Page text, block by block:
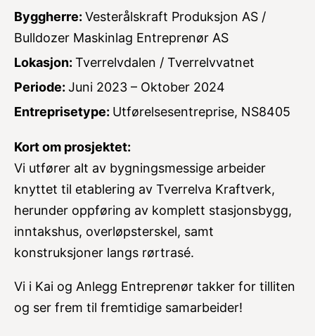
Byggherre: Vesterålskraft Produksjon AS /
Bulldozer Maskinlag Entreprenør AS
Lokasjon: Tverrelvdalen / Tverrelvvatnet
Periode: Juni 2023 – Oktober 2024
Entreprisetype: Utførelsesentreprise, NS8405
Kort om prosjektet:
Vi utfører alt av bygningsmessige arbeider
knyttet til etablering av Tverrelva Kraftverk,
herunder oppføring av komplett stasjonsbygg,
inntakshus, overløpsterskel, samt
konstruksjoner langs rørtrasé.
Vi i Kai og Anlegg Entreprenør takker for tilliten
og ser frem til fremtidige samarbeider!